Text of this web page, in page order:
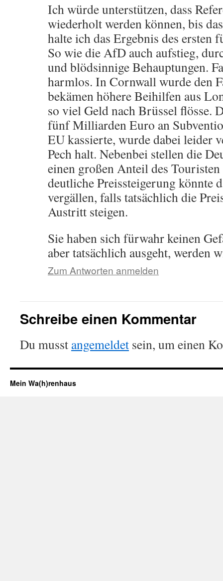
Ich würde unterstützen, dass
wiederholt werden können, bis
halte ich das Ergebnis des ersten
So wie die AfD auch aufstieg,
und blödsinnige Behauptungen.
harmlos. In Cornwall wurde den
bekämen höhere Beihilfen aus
so viel Geld nach Brüssel flösse.
fünf Milliarden Euro an
EU kassierte, wurde dabei leider
Pech halt. Nebenbei stellen die
einen großen Anteil des
deutliche Preissteigerung könnte
vergällen, falls tatsächlich die
Austritt steigen.
Sie haben sich fürwahr keinen
aber tatsächlich ausgeht, werden
Zum Antworten anmelden
Schreibe einen Kommentar
Du musst angemeldet sein, um einen
Mein Wa(h)renhaus